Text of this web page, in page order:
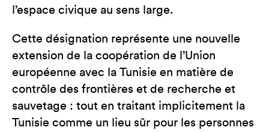
l’espace civique au sens large.
Cette désignation représente une nouvelle
extension de la coopération de l’Union
européenne avec la Tunisie en matière de
contrôle des frontières et de recherche et
sauvetage : tout en traitant implicitement la
Tunisie comme un lieu sûr pour les personnes